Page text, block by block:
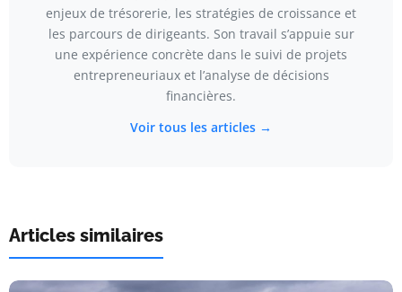
enjeux de trésorerie, les stratégies de croissance et
les parcours de dirigeants. Son travail s’appuie sur
une expérience concrète dans le suivi de projets
entrepreneuriaux et l’analyse de décisions
financières.
Voir tous les articles →
Articles similaires